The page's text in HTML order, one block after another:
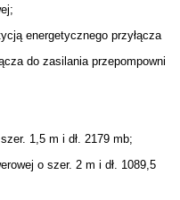
energetycznego przyłącza
do zasilania przepompowni
1,5 m i dł. 2179 mb;
o szer. 2 m i dł. 1089,5